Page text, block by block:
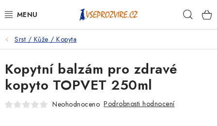
na
PSI
KOČKY
KONĚ
Srst / Kůže / Kopyta
Kopytní balzám pro zdravé
kopyto TOPVET 250ml
Neohodnoceno Podrobnosti hodnocení